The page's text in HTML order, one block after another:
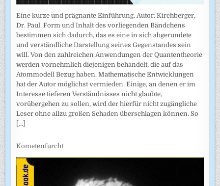
Eine kurze und prägnante Einführung. Autor: Kirchberger,
Dr. Paul. Form und Inhalt des vorliegenden Bändchens
bestimmen sich dadurch, das es eine in sich abgerundete
und verständliche Darstellung seines Gegenstandes sein
will. Von den zahlreichen Anwendungen der Quantentheorie
werden vornehmlich diejenigen behandelt, die auf das
Atommodell Bezug haben. Mathematische Entwicklungen
hat der Autor möglichst vermieden. Einige, an denen er im
Interesse tieferen Verständnisses nicht glaubte,
vorübergehen zu sollen, wird der hierfür nicht zugängliche
Leser ohne allzu großen Schaden überschlagen können. So
[...]
Kometenfurcht